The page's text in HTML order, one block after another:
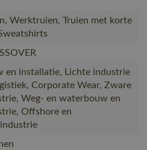
Werktruien, Truien met korte
en installatie, Lichte industrie
Corporate Wear, Zware
Weg- en waterbouw en
Offshore en